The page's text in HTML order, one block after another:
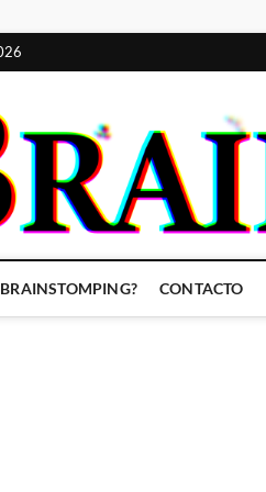
CONTACTO